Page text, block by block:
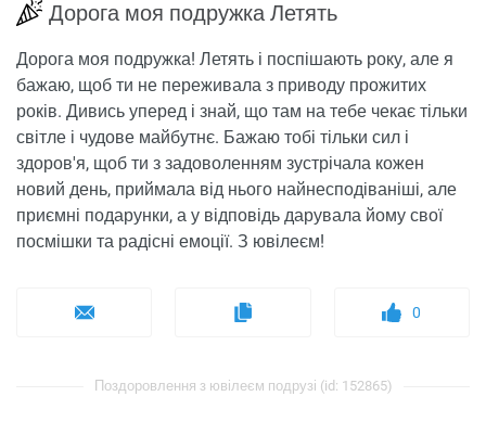
Дорога моя подружка Летять
Дорога моя подружка! Летять і поспішають року, але я
бажаю, щоб ти не переживала з приводу прожитих
років. Дивись уперед і знай, що там на тебе чекає тільки
світле і чудове майбутнє. Бажаю тобі тільки сил і
здоров'я, щоб ти з задоволенням зустрічала кожен
новий день, приймала від нього найнесподіваніші, але
приємні подарунки, а у відповідь дарувала йому свої
посмішки та радісні емоції. З ювілеєм!
0
Поздоровлення з ювілеєм подрузі (id: 152865)